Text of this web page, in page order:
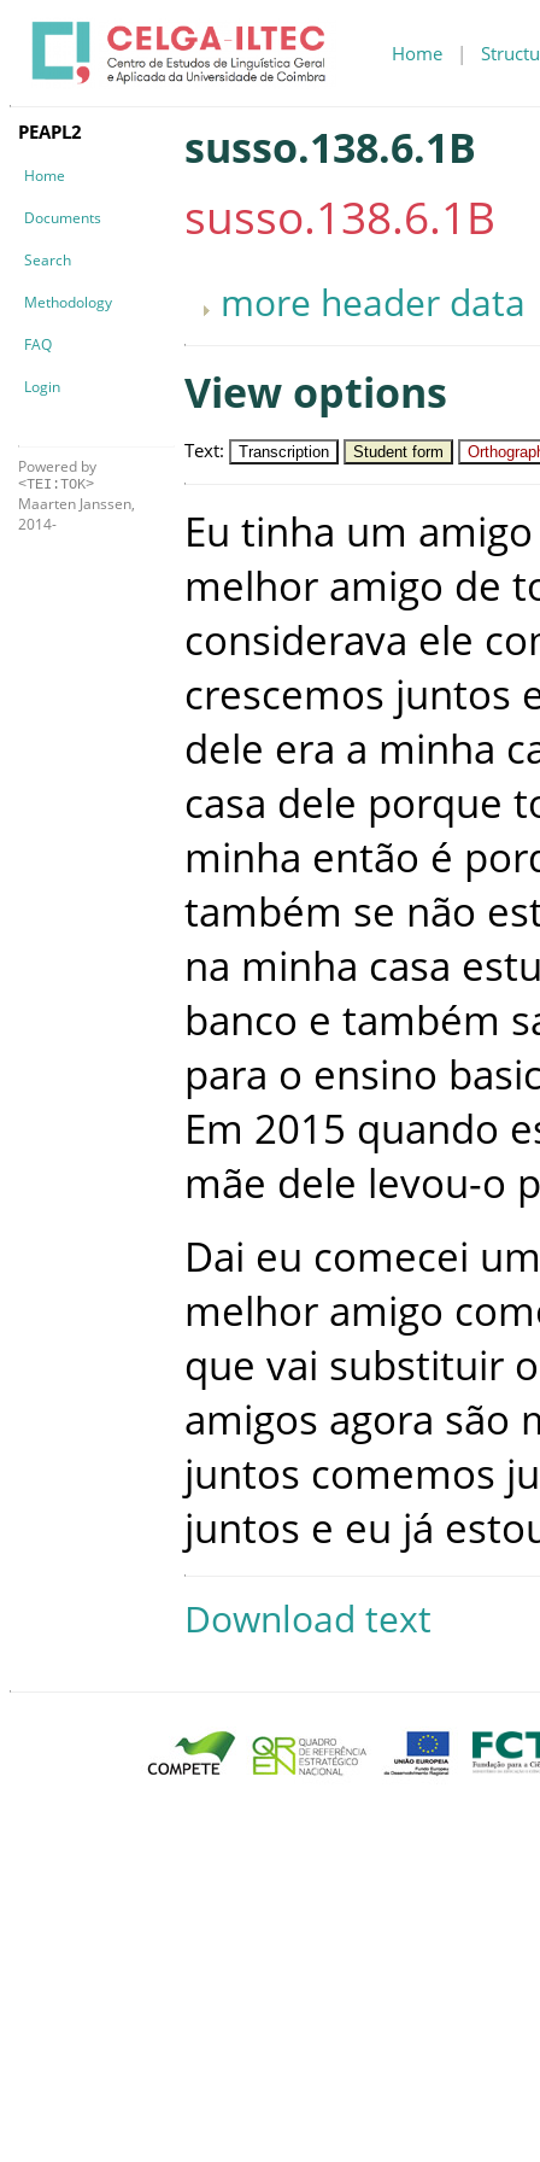
Home |
PEAPL2
Home
Documents
Search
Methodology
FAQ
Login
Powered by
<TEI:TOK>
Maarten Janssen,
2014-
susso.138.6.1B
susso.138.6.1B
more header data
View options
Text: Transcription Student form
Eu tinha um amigo
melhor amigo de
considerava ele
crescemos juntos
dele era a minha
casa dele porque
minha então é
também se não
na minha casa
banco e também
para o ensino
Em 2015 quando
mãe dele levou-o
Dai eu comecei
melhor amigo
que vai substituir o
amigos agora são
juntos comemos
juntos e eu já
Download text